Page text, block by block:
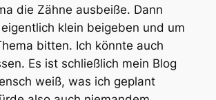
die Zähne ausbeiße. Dann
klein beigeben und um
bitten. Ich könnte auch
Es ist schließlich mein Blog
weiß, was ich geplant